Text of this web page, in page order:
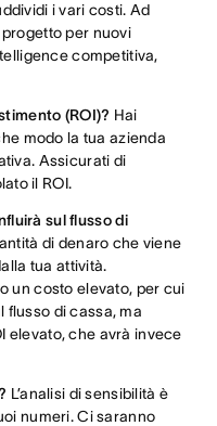
i vari costi. Ad
per nuovi
competitiva,
(ROI)? Hai
modo la tua azienda
Assicurati di
il ROI.
sul flusso di
di denaro che viene
tua attività.
un costo elevato, per cui
flusso di cassa, ma
elevato, che avrà invece
L’analisi di sensibilità è
numeri. Ci saranno